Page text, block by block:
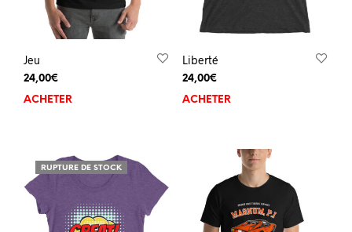
Jeu
24,00€
ACHETER
Liberté
24,00€
ACHETER
RUPTURE DE STOCK